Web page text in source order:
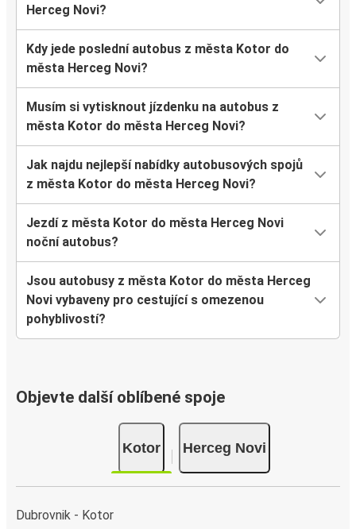
Herceg Novi?
Kdy jede poslední autobus z města Kotor do
města Herceg Novi?
Musím si vytisknout jízdenku na autobus z
města Kotor do města Herceg Novi?
Jak najdu nejlepší nabídky autobusových spojů
z města Kotor do města Herceg Novi?
Jezdí z města Kotor do města Herceg Novi
noční autobus?
Jsou autobusy z města Kotor do města Herceg
Novi vybaveny pro cestující s omezenou
pohyblivostí?
Objevte další oblíbené spoje
Kotor Herceg Novi
Dubrovnik - Kotor